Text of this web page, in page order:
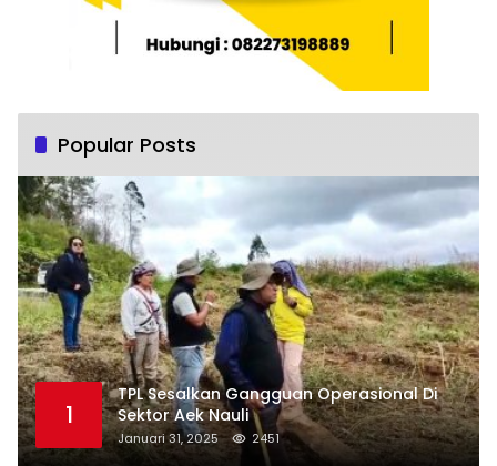
Popular Posts
1
TPL Sesalkan Gangguan Operasional Di
Sektor Aek Nauli
Januari 31, 2025 2451